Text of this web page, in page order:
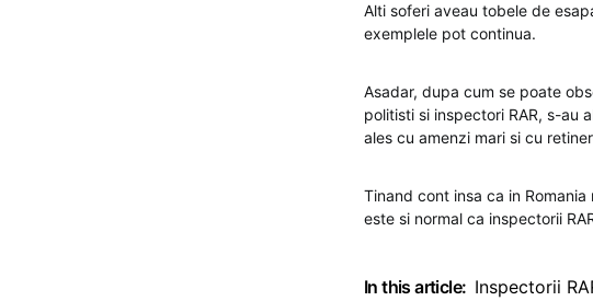
Alti soferi aveau tobele de
exemplele pot continua.
Asadar, dupa cum se poate
politisti si inspectori RAR, s-au
ales cu amenzi mari si cu
Tinand cont insa ca in
este si normal ca inspectorii
In this article: Inspectorii